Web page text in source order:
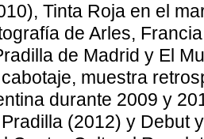
Tinta Roja en el
de Arles,
de Madrid y El
muestra
durante 2009 y
(2012) y Debut